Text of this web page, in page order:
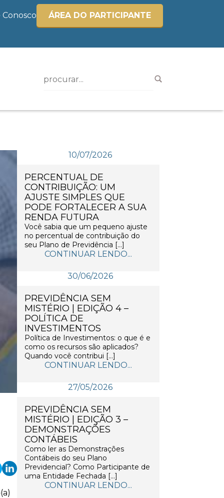
Conosco ÁREA DO PARTICIPANTE
10/07/2026
PERCENTUAL DE
CONTRIBUIÇÃO: UM
AJUSTE SIMPLES QUE
PODE FORTALECER A SUA
RENDA FUTURA
Você sabia que um pequeno ajuste
no percentual de contribuição do
seu Plano de Previdência […]
CONTINUAR LENDO...
30/06/2026
PREVIDÊNCIA SEM
MISTÉRIO | EDIÇÃO 4 –
POLÍTICA DE
INVESTIMENTOS
Política de Investimentos: o que é e
como os recursos são aplicados?
Quando você contribui […]
CONTINUAR LENDO...
27/05/2026
PREVIDÊNCIA SEM
MISTÉRIO | EDIÇÃO 3 –
DEMONSTRAÇÕES
CONTÁBEIS
Como ler as Demonstrações
Contábeis do seu Plano
Previdencial? Como Participante de
uma Entidade Fechada […]
CONTINUAR LENDO...